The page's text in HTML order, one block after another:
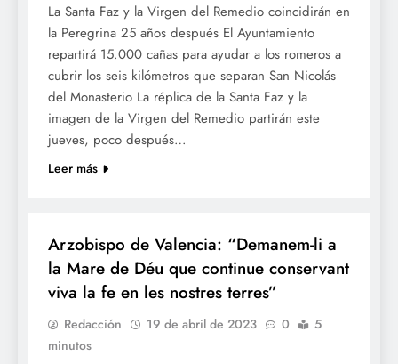
La Santa Faz y la Virgen del Remedio coincidirán en
la Peregrina 25 años después El Ayuntamiento
repartirá 15.000 cañas para ayudar a los romeros a
cubrir los seis kilómetros que separan San Nicolás
del Monasterio La réplica de la Santa Faz y la
imagen de la Virgen del Remedio partirán este
jueves, poco después…
Leer más
Arzobispo de Valencia: “Demanem-li a
la Mare de Déu que continue conservant
viva la fe en les nostres terres”
Redacción 19 de abril de 2023 0
5
minutos